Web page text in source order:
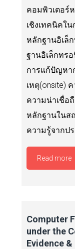
คอมพิวเตอร์
เชิงเทคนิคใ
หลักฐานอิเล็
ฐานอิเล็กทร
การแก้ปัญหา
เหตุ(onsite)
ความน่าเชื่อ
หลักฐานในส
ความรู้จากป
Read more
Computer
under the
Evidence